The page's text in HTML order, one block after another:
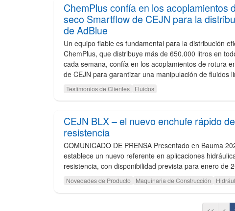
ChemPlus confía en los acoplamientos
seco Smartflow de CEJN para la
de AdBlue
Un equipo fiable es fundamental para la distribución
ChemPlus, que distribuye más de 650.000 litros en
cada semana, confía en los acoplamientos de rotura
de CEJN para garantizar una manipulación de fluidos
Testimonios de Clientes Fluidos
CEJN BLX – el nuevo enchufe rápido
resistencia
COMUNICADO DE PRENSA Presentado en Bauma
establece un nuevo referente en aplicaciones
resistencia, con disponibilidad prevista para enero de
Novedades de Producto Maquinaria de Construcción